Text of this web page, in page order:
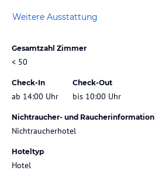
Weitere Ausstattung
Gesamtzahl Zimmer
< 50
Check-In
ab 14:00 Uhr
Check-Out
bis 10:00 Uhr
Nichtraucher- und Raucherinformation
Nichtraucherhotel
Hoteltyp
Hotel